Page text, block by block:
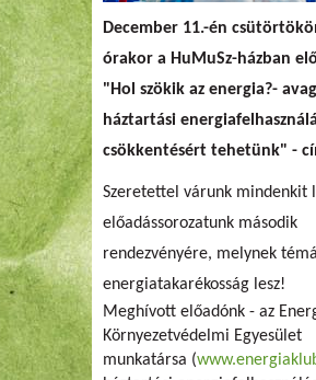
December 11.-én
órakor a HuMuSz-házban
"Hol szökik az energia?-
háztartási
csökkentésért tehetünk" -
Szeretettel várunk mindenkit
előadássorozatunk második
rendezvényére, melynek
energiatakarékosság lesz!
Meghívott előadónk - az
Környezetvédelmi Egyesület
munkatársa (